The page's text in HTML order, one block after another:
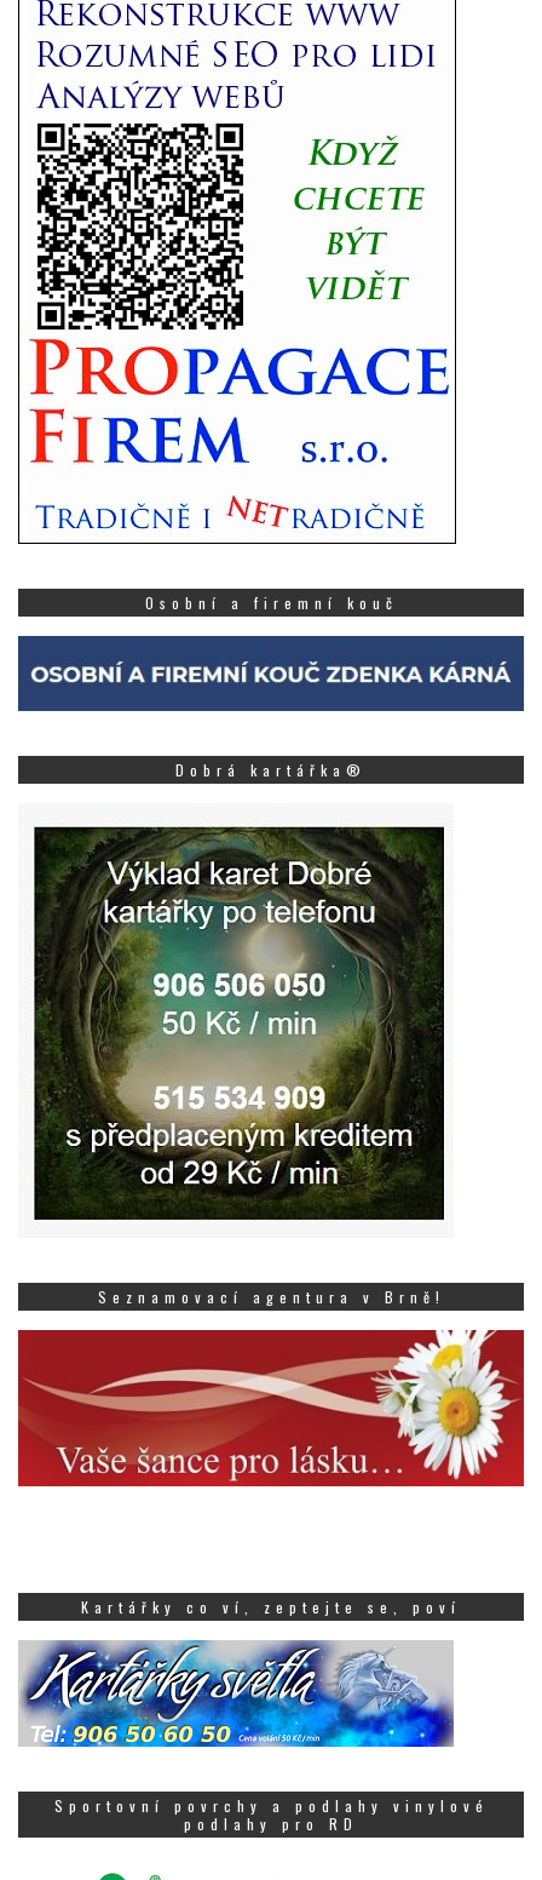
Osobní a firemní kouč
Dobrá kartářka®
Seznamovací agentura v Brně!
Kartářky co ví, zeptejte se, poví
Sportovní povrchy a podlahy vinylové
podlahy pro RD